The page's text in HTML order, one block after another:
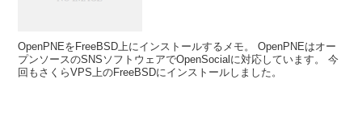
OpenPNEをFreeBSD上にインストールするメモ。 OpenPNEはオー
プンソースのSNSソフトウェアでOpenSocialに対応しています。 今
回もさくらVPS上のFreeBSDにインストールしました。